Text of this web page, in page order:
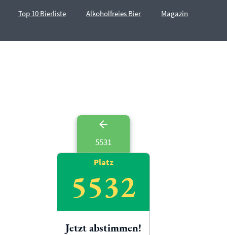
Top 10 Bierliste Alkoholfreies Bier Magazin
5531
Platz
5532
Jetzt abstimmen!